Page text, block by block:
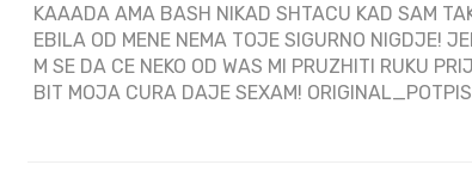
KAAADA AMA BASH NIKAD SHTACU KAD SAM
EBILA OD MENE NEMA TOJE SIGURNO NIGDJE!
M SE DA CE NEKO OD WAS MI PRUZHITI RUKU
BIT MOJA CURA DAJE SEXAM!